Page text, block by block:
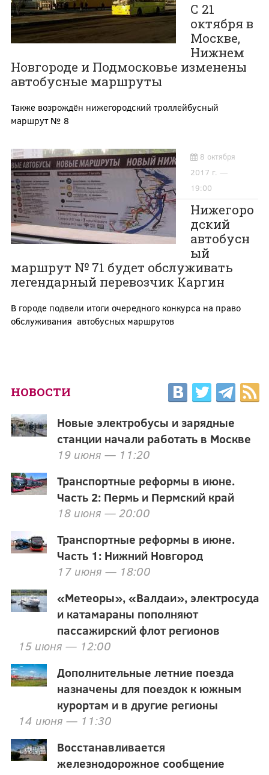
С 21
октября в
Москве,
Нижнем
Новгороде и Подмосковье изменены
автобусные маршруты
Также возрождён нижегородский троллейбусный
маршрут № 8
8 октября
2017 г. —
19:00
Нижегоро
дский
автобусн
ый
маршрут № 71 будет обслуживать
легендарный перевозчик Каргин
В городе подвели итоги очередного конкурса на право
обслуживания автобусных маршрутов
НОВОСТИ
Новые электробусы и зарядные
станции начали работать в Москве
19 июня — 11:20
Транспортные реформы в июне.
Часть 2: Пермь и Пермский край
18 июня — 20:00
Транспортные реформы в июне.
Часть 1: Нижний Новгород
17 июня — 18:00
«Метеоры», «Валдаи», электросуда
и катамараны пополняют
пассажирский флот регионов
15 июня — 12:00
Дополнительные летние поезда
назначены для поездок к южным
курортам и в другие регионы
14 июня — 11:30
Восстанавливается
железнодорожное сообщение